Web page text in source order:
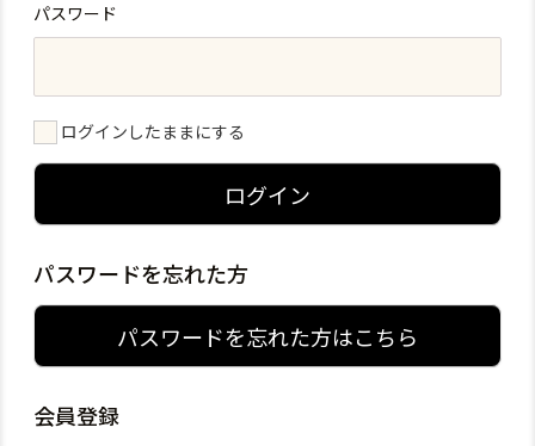
パスワード
ログインしたままにする
ログイン
パスワードを忘れた方
パスワードを忘れた方はこちら
会員登録